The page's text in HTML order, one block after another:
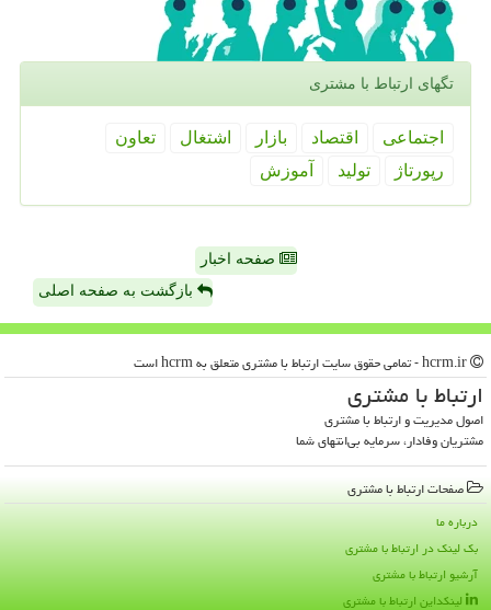
تگهای ارتباط با مشتری
اجتماعی اقتصاد بازار اشتغال
تعاون
رپورتاژ
تولید آموزش
صفحه اخبار
بازگشت به صفحه اصلی
ارتباط با مشتری
اصول مدیریت و ارتباط با مشتری
مشتریان وفادار، سرمایه بی‌انتهای شما
صفحات ارتباط با مشتری
درباره ما
بک لینک در ارتباط با مشتری
آرشیو ارتباط با مشتری
لینکداین ارتباط با مشتری